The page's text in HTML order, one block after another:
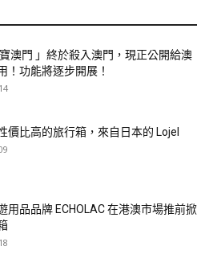
寶澳門 」終於殺入澳門，現正公開給澳
！功能將逐步開展！
價比高的旅行箱，來自日本的 Lojel
用品品牌 ECHOLAC 在港澳市場推前掀